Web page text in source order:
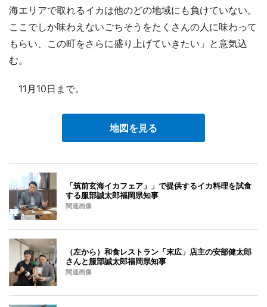
海エリアで取れるイカは他のどの地域にも負けていない。
ここでしか味わえないごちそうをたくさんの人に味わって
もらい、この町をさらに盛り上げていきたい」と意気込
む。
11月10日まで。
地図を見る
「筑前玄海イカフェア」」で提供するイカ料理を試食
する服部誠太郎福岡県知事
関連画像
（左から）和食レストラン「末広」店主の安部健太郎
さんと服部誠太郎福岡県知事
関連画像